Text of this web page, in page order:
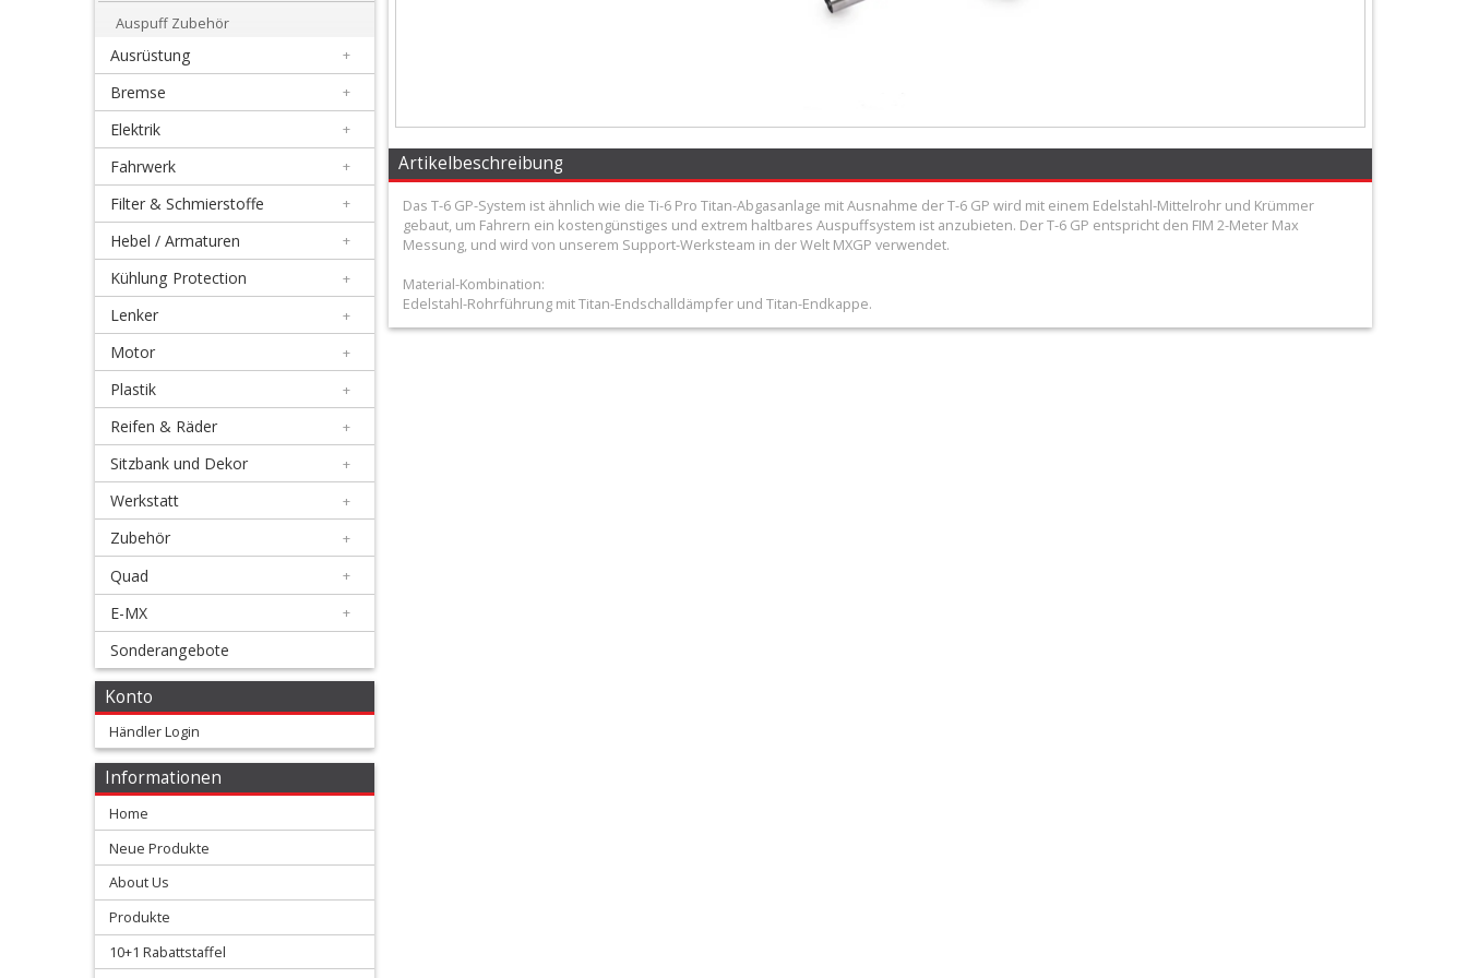
Honda
Kawasaki
KTM/Husqvarna
Schalldämpferteile
Suzuki
Yamaha
Auspuff
Zubehör
Ausrüstung
Bremse
Elektrik
Fahrwerk
Filter
Schmierstoffe
Auspuff Zubehör
Ausrüstung +
Bremse +
Elektrik +
Fahrwerk +
Filter & Schmierstoffe +
Hebel / Armaturen +
Kühlung Protection +
Lenker +
Motor +
Plastik +
Reifen & Räder +
Sitzbank und Dekor +
Werkstatt +
Zubehör +
Quad +
E-MX +
Sonderangebote
Konto
Händler Login
Informationen
Home
Neue Produkte
About Us
Produkte
10+1 Rabattstaffel
Artikelbeschreibung
Das T-6 GP-System ist ähnlich wie die Ti-6 Pro Titan-Abgasanlage mit Ausnahme der T-6 GP wird mit einem Edelstahl-Mittelrohr und Krümmer
gebaut, um Fahrern ein kostengünstiges und extrem haltbares Auspuffsystem ist anzubieten. Der T-6 GP entspricht den FIM 2-Meter Max
Messung, und wird von unserem Support-Werksteam in der Welt MXGP verwendet.
Material-Kombination:
Edelstahl-Rohrführung mit Titan-Endschalldämpfer und Titan-Endkappe.